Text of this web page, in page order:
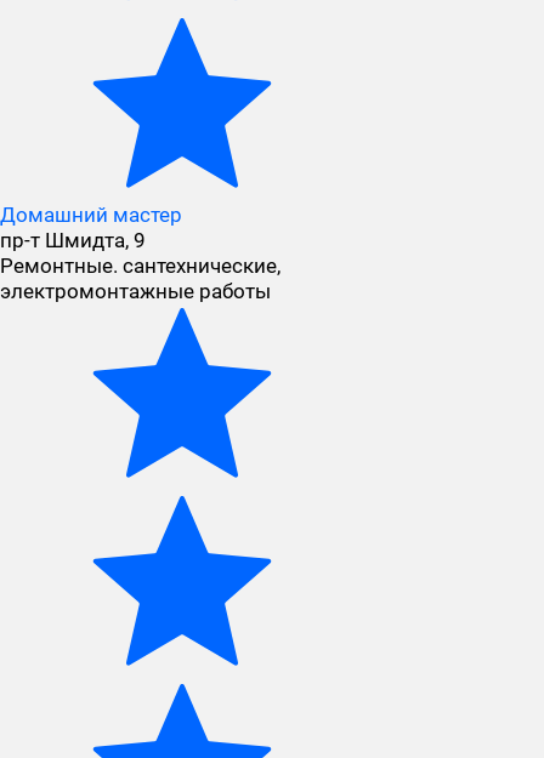
Домашний мастер
пр-т Шмидта, 9
Ремонтные. сантехнические,
электромонтажные работы